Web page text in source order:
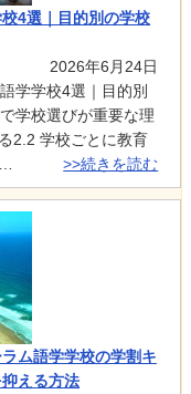
4選｜目的別の学校
2026年6月24日
学学校4選｜目的別
学校選びが重要な理
2.2 学校ごとに教育
>>続きを読む
ム語学学校の学割キ
える方法